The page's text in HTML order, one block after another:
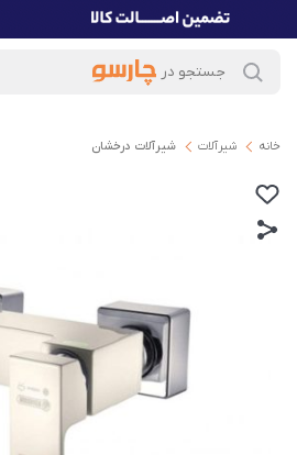
خانه شیرآلات شیرآلات درخشان